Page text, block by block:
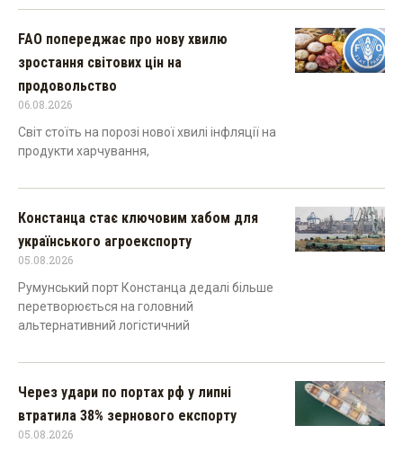
FAO попереджає про нову хвилю
зростання світових цін на
продовольство
06.08.2026
Світ стоїть на порозі нової хвилі інфляції на
продукти харчування,
Констанца стає ключовим хабом для
українського агроекспорту
05.08.2026
Румунський порт Констанца дедалі більше
перетворюється на головний
альтернативний логістичний
Через удари по портах рф у липні
втратила 38% зернового експорту
05.08.2026